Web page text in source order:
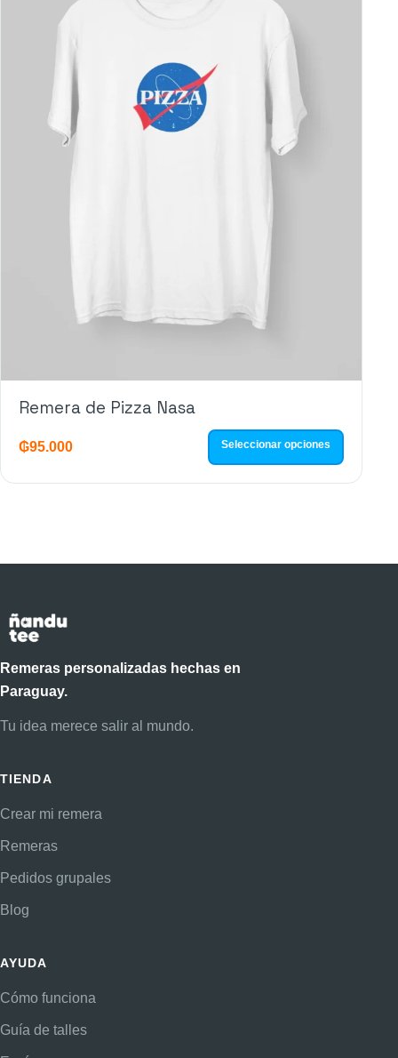
Remera de Pizza Nasa
₲95.000 Seleccionar opciones
Remeras personalizadas hechas en
Paraguay.
Tu idea merece salir al mundo.
TIENDA
Crear mi remera
Remeras
Pedidos grupales
Blog
AYUDA
Cómo funciona
Guía de talles